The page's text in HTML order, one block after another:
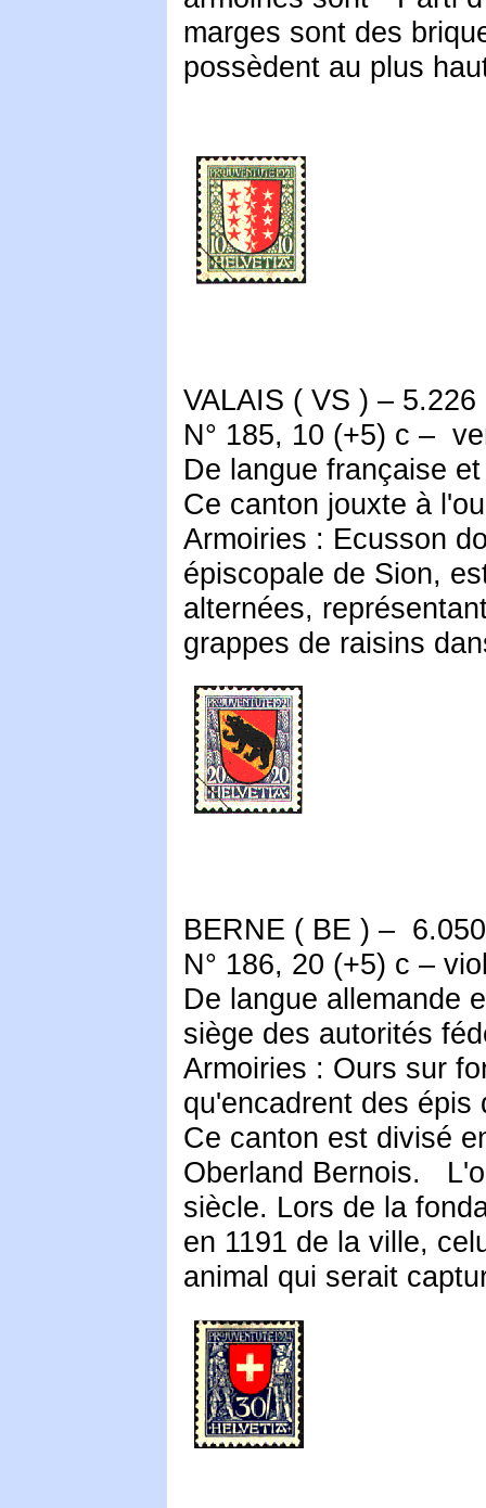
marges sont des
possèdent au plus
VALAIS ( VS ) –
N° 185, 10 (+5) c –
De langue française
Ce canton jouxte à
Armoiries : Ecusson
épiscopale de Sion,
alternées,
grappes de raisins
BERNE ( BE ) –
N° 186, 20 (+5) c –
De langue allemande
siège des autorités
Armoiries : Ours sur
qu'encadrent des épis
Ce canton est divisé
Oberland Bernois.
siècle. Lors de la
en 1191 de la ville,
animal qui serait